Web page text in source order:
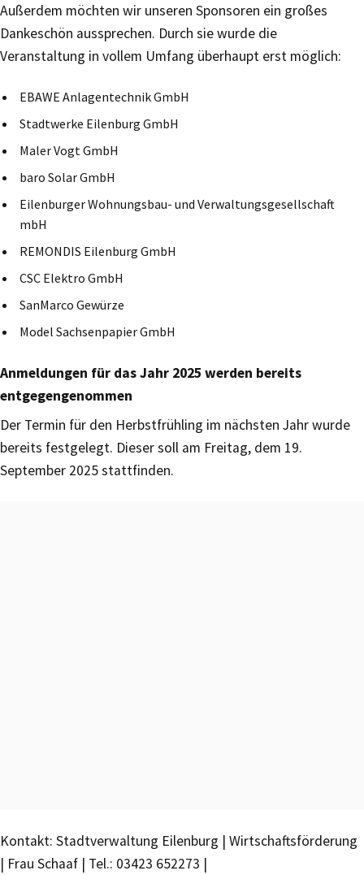
Außerdem möchten wir unseren Sponsoren ein großes
Dankeschön aussprechen. Durch sie wurde die
Veranstaltung in vollem Umfang überhaupt erst möglich:
EBAWE Anlagentechnik GmbH
Stadtwerke Eilenburg GmbH
Maler Vogt GmbH
baro Solar GmbH
Eilenburger Wohnungsbau- und Verwaltungsgesellschaft
mbH
REMONDIS Eilenburg GmbH
CSC Elektro GmbH
SanMarco Gewürze
Model Sachsenpapier GmbH
Anmeldungen für das Jahr 2025 werden bereits
entgegengenommen
Der Termin für den Herbstfrühling im nächsten Jahr wurde
bereits festgelegt. Dieser soll am Freitag, dem 19.
September 2025 stattfinden.
Kontakt: Stadtverwaltung Eilenburg | Wirtschaftsförderung
| Frau Schaaf | Tel.: 03423 652273 |